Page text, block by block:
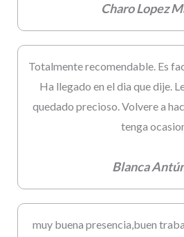
Charo Lopez
Totalmente recomendable. Es
Ha llegado en el dia que dije.
quedado precioso. Volvere a
tenga
Blanca
muy buena presencia,buen